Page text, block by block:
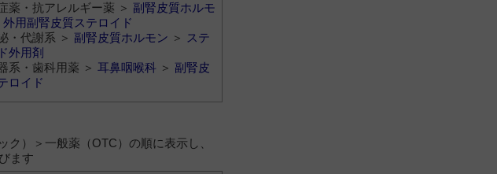
薬・抗アレルギー薬 ＞ 副腎皮質ホルモ
外用副腎皮質ステロイド
・代謝系 ＞ 副腎皮質ホルモン ＞ ステ
外用剤
系・歯科用薬 ＞ 耳鼻咽喉科 ＞ 副腎皮
ロイド
）＞一般薬（OTC）の順に表示し、
ます